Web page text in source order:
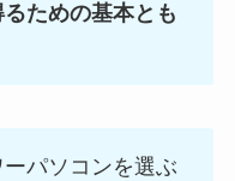
ための基本とも
パソコンを選ぶ